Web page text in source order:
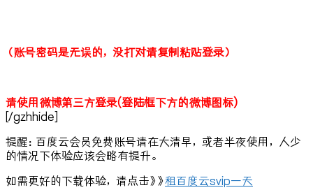
（账号密码是无误的，没打对请复制粘贴登录）
请使用微博第三方登录(登陆框下方的微博图标)
[/gzhhide]
提醒：百度云会员免费账号请在大清早，或者半夜使用，人少
的情况下体验应该会略有提升。
如需更好的下载体验，请点击》》租百度云svip一天